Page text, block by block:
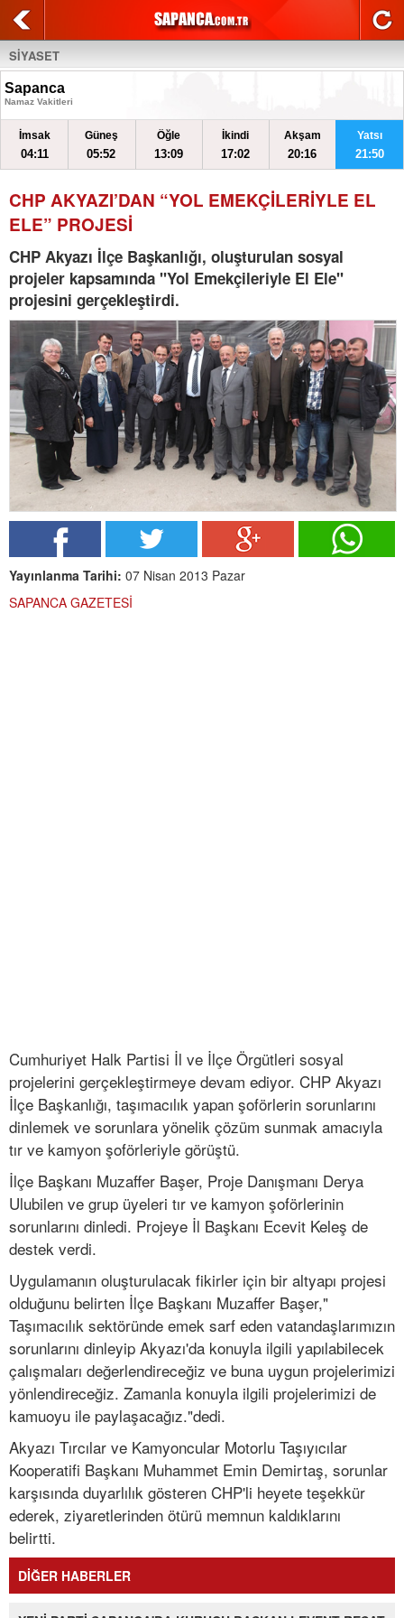
SİYASET
Sapanca
Namaz Vakitleri
İmsak
04:11
Güneş
05:52
Öğle
13:09
İkindi
17:02
Akşam
20:16
Yatsı
21:50
CHP AKYAZI’DAN “YOL EMEKÇİLERİYLE EL
ELE” PROJESİ
CHP Akyazı İlçe Başkanlığı, oluşturulan sosyal
projeler kapsamında "Yol Emekçileriyle El Ele"
projesini gerçekleştirdi.
Yayınlanma Tarihi: 07 Nisan 2013 Pazar
SAPANCA GAZETESİ
Cumhuriyet Halk Partisi İl ve İlçe Örgütleri sosyal
projelerini gerçekleştirmeye devam ediyor. CHP Akyazı
İlçe Başkanlığı, taşımacılık yapan şoförlerin sorunlarını
dinlemek ve sorunlara yönelik çözüm sunmak amacıyla
tır ve kamyon şoförleriyle görüştü.
İlçe Başkanı Muzaffer Başer, Proje Danışmanı Derya
Ulubilen ve grup üyeleri tır ve kamyon şoförlerinin
sorunlarını dinledi. Projeye İl Başkanı Ecevit Keleş de
destek verdi.
Uygulamanın oluşturulacak fikirler için bir altyapı projesi
olduğunu belirten İlçe Başkanı Muzaffer Başer,"
Taşımacılık sektöründe emek sarf eden vatandaşlarımızın
sorunlarını dinleyip Akyazı'da konuyla ilgili yapılabilecek
çalışmaları değerlendireceğiz ve buna uygun projelerimizi
yönlendireceğiz. Zamanla konuyla ilgili projelerimizi de
kamuoyu ile paylaşacağız."dedi.
Akyazı Tırcılar ve Kamyoncular Motorlu Taşıyıcılar
Kooperatifi Başkanı Muhammet Emin Demirtaş, sorunlar
karşısında duyarlılık gösteren CHP'li heyete teşekkür
ederek, ziyaretlerinden ötürü memnun kaldıklarını
belirtti.
DİĞER HABERLER